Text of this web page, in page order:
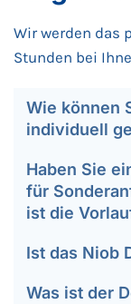
Wir werden das
Stunden bei
Wie können
individuell
Haben Sie
für
ist die
Ist das Niob
Was ist der